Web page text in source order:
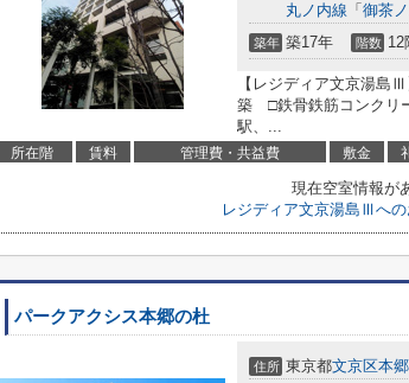
丸ノ内線 「 御茶
築年 築17年 階数 12
【レジディア文京湯
築 □鉄骨鉄筋コンクリ
駅、...
所在階 賃料 管理費・共益費 敷金
現在空室情報が
レジディア文京湯島Ⅲへ
パークアクシス本郷の杜
住所 東京都文京区本郷